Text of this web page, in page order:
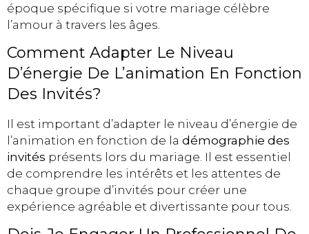
époque spécifique si votre mariage célèbre
l’amour à travers les âges.
Comment Adapter Le Niveau
D’énergie De L’animation En Fonction
Des Invités?
Il est important d’adapter le niveau d’énergie de
l’animation en fonction de la démographie des
invités présents lors du mariage. Il est essentiel
de comprendre les intérêts et les attentes de
chaque groupe d’invités pour créer une
expérience agréable et divertissante pour tous.